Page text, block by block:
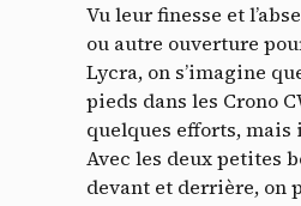
Vu leur finesse et
ou autre ouverture
Lycra, on s’imagine
pieds dans les Crono
quelques efforts, mais
Avec les deux petites
devant et derrière, on